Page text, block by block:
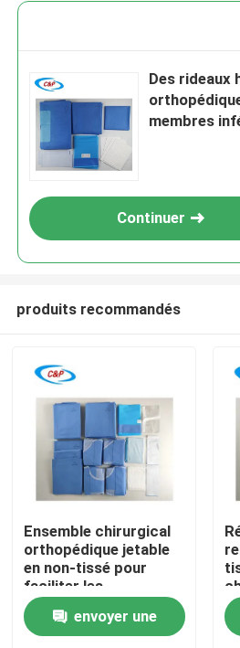
À la maison
Produits
Vidéos
Des rideaux
membres
Continuer
produits recommandés
Ensemble chirurgical
orthopédique jetable
en non-tissé pour
faciliter les
procédures
orthopédiques sûres
envoyer une